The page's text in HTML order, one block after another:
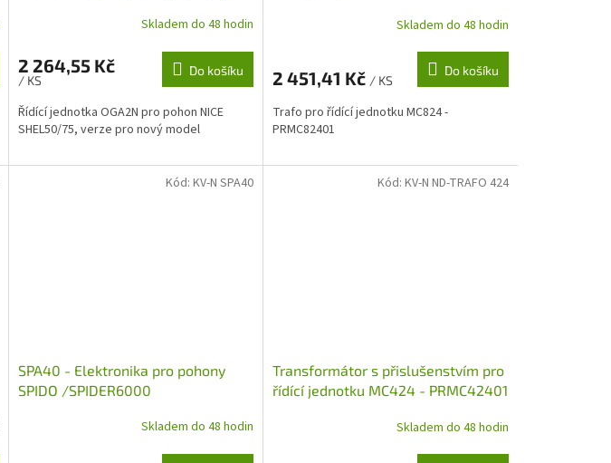
Skladem do 48 hodin
2 264,55 Kč
/ KS
Do košíku
Řídící jednotka OGA2N pro pohon NICE
SHEL50/75, verze pro nový model
Skladem do 48 hodin
2 451,41 Kč / KS
Do košíku
Trafo pro řídící jednotku MC824 -
PRMC82401
SPA40 - Elektronika pro pohony
SPIDO /SPIDER6000
Skladem do 48 hodin
Kód: KV-N SPA40
Transformátor s přislušenstvím pro
řídící jednotku MC424 - PRMC42401
Skladem do 48 hodin
Kód: KV-N ND-TRAFO 424